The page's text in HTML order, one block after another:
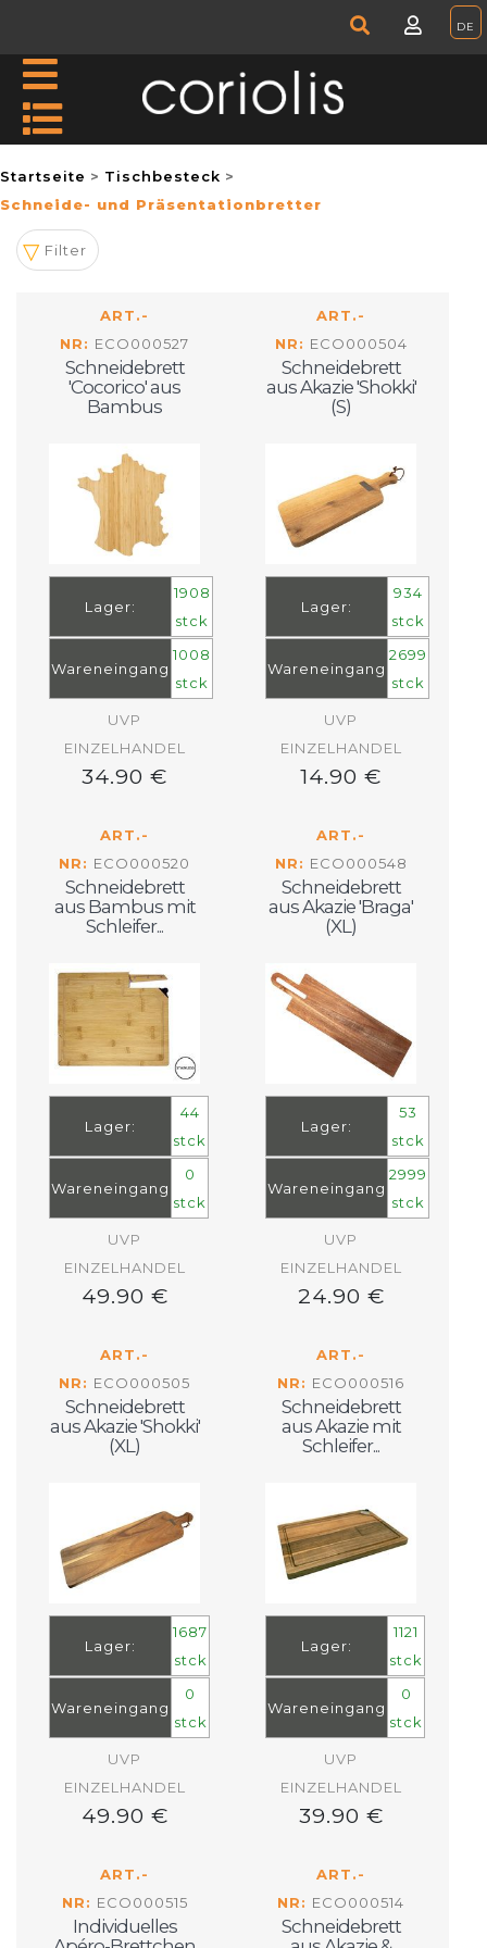
Startseite
Tischbesteck
Schneide- und Präsentationbretter
Filter
ART.-
NR: ECO000527
Schneidebrett
'Cocorico' aus
Bambus
Lager:
1908
stck
Wareneingang
1008
stck
UVP
EINZELHANDEL
34.90 €
ART.-
NR: ECO000504
Schneidebrett
aus Akazie 'Shokki'
(S)
Lager:
934
stck
Wareneingang
2699
stck
UVP
EINZELHANDEL
14.90 €
ART.-
NR: ECO000520
Schneidebrett
aus Bambus mit
Schleifer...
Lager:
44
stck
Wareneingang
0
stck
UVP
EINZELHANDEL
49.90 €
ART.-
NR: ECO000548
Schneidebrett
aus Akazie 'Braga'
(XL)
Lager:
53
stck
Wareneingang
2999
stck
UVP
EINZELHANDEL
24.90 €
ART.-
NR: ECO000505
Schneidebrett
aus Akazie 'Shokki'
(XL)
Lager:
1687
stck
Wareneingang
0
stck
UVP
EINZELHANDEL
49.90 €
ART.-
NR: ECO000516
Schneidebrett
aus Akazie mit
Schleifer...
Lager:
1121
stck
Wareneingang
0
stck
UVP
EINZELHANDEL
39.90 €
ART.-
NR: ECO000515
Individuelles
ART.-
NR: ECO000514
Schneidebrett